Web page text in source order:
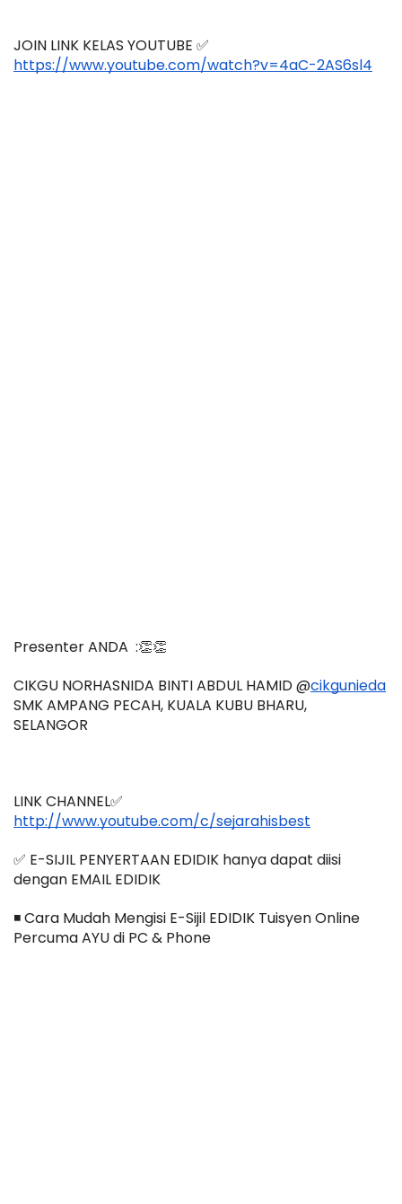
JOIN LINK KELAS YOUTUBE ✅
https://www.youtube.com/watch?v=4aC-2AS6sl4
Presenter ANDA  :👏👏
CIKGU NORHASNIDA BINTI ABDUL HAMID @cikgunieda
SMK AMPANG PECAH, KUALA KUBU BHARU,
SELANGOR
LINK CHANNEL✅
http://www.youtube.com/c/sejarahisbest
✅ E-SIJIL PENYERTAAN EDIDIK hanya dapat diisi
dengan EMAIL EDIDIK
◾️ Cara Mudah Mengisi E-Sijil EDIDIK Tuisyen Online
Percuma AYU di PC & Phone